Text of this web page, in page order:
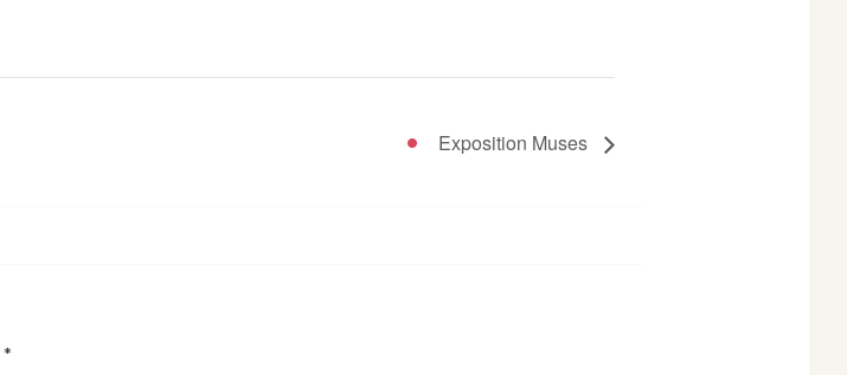
Exposition Muses
*